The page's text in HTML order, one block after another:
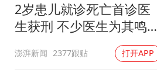
2岁患儿就诊死亡首诊医
生获刑 不少医生为其鸣不
澎湃新闻 2377跟贴 打开APP